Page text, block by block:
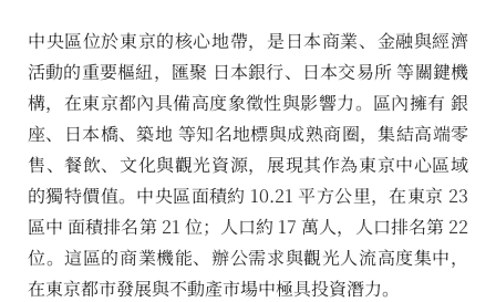
中央區位於東京的核心地帶，是日本商業、金融與經濟
活動的重要樞紐，匯聚 日本銀行、日本交易所 等關鍵機
構，在東京都內具備高度象徵性與影響力。區內擁有 銀
座、日本橋、築地 等知名地標與成熟商圈，集結高端零
售、餐飲、文化與觀光資源，展現其作為東京中心區域
的獨特價值。中央區面積約 10.21 平方公里，在東京 23
區中 面積排名第 21 位；人口約 17 萬人，人口排名第 22
位。這區的商業機能、辦公需求與觀光人流高度集中，
在東京都市發展與不動產市場中極具投資潛力。